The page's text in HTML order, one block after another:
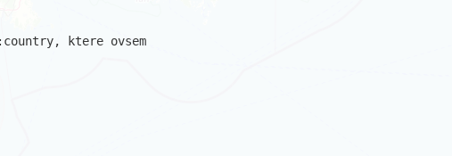
ktere ovsem